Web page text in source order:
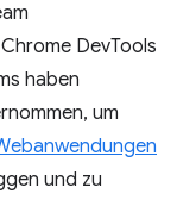
DevTools
haben
um
und zu